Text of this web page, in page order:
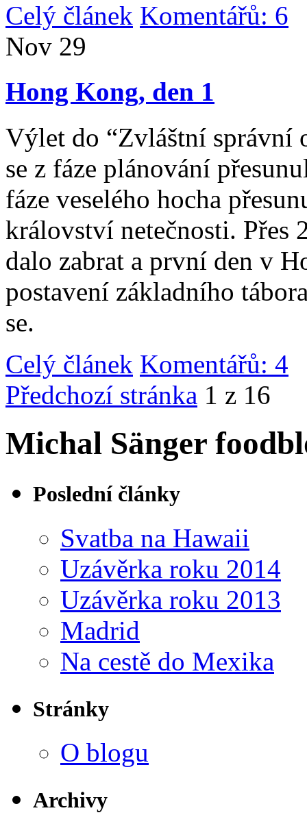
Celý článek Komentářů: 6
Nov 29
Hong Kong, den 1
Výlet do “Zvláštní správní
se z fáze plánování
fáze veselého hocha
království netečnosti. Přes
dalo zabrat a první den v
postavení základního
se.
Celý článek Komentářů: 4
Předchozí stránka 1 z 16
Michal Sänger
Poslední články
Svatba na Hawaii
Uzávěrka roku 2014
Uzávěrka roku 2013
Madrid
Na cestě do Mexika
Stránky
O blogu
Archivy